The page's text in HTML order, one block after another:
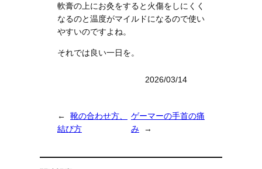
軟膏の上にお灸をすると火傷をしにくく
なるのと温度がマイルドになるので使い
やすいのですよね。
それでは良い一日を。
2026/03/14
←
靴の合わせ方、
結び方
ゲーマーの手首の痛
み
→